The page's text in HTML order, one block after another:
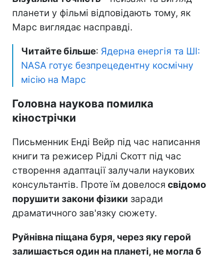
планети у фільмі відповідають тому, як
Марс виглядає насправді.
Читайте більше: Ядерна енергія та ШІ:
NASA готує безпрецедентну космічну
місію на Марс
Головна наукова помилка
кінострічки
Письменник Енді Вейр під час написання
книги та режисер Рідлі Скотт під час
створення адаптації залучали наукових
консультантів. Проте їм довелося свідомо
порушити закони фізики заради
драматичного зав'язку сюжету.
Руйнівна піщана буря, через яку герой
залишається один на планеті, не могла б